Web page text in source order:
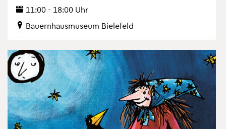
11:00 - 18:00 Uhr
Bau­ern­haus­mu­se­um Bie­le­feld